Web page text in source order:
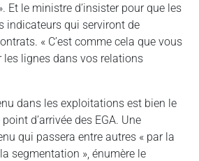
Et le ministre d’insister pour que les
indicateurs qui serviront de
« C’est comme cela que vous
les lignes dans vos relations
dans les exploitations est bien le
d’arrivée des EGA. Une
qui passera entre autres « par la
segmentation », énumère le